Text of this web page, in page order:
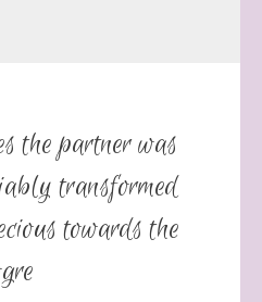
the partner was
transformed
towards the